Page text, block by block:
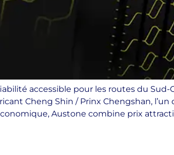
accessible pour les routes du
Cheng Shin / Prinx Chengshan,
Austone combine prix